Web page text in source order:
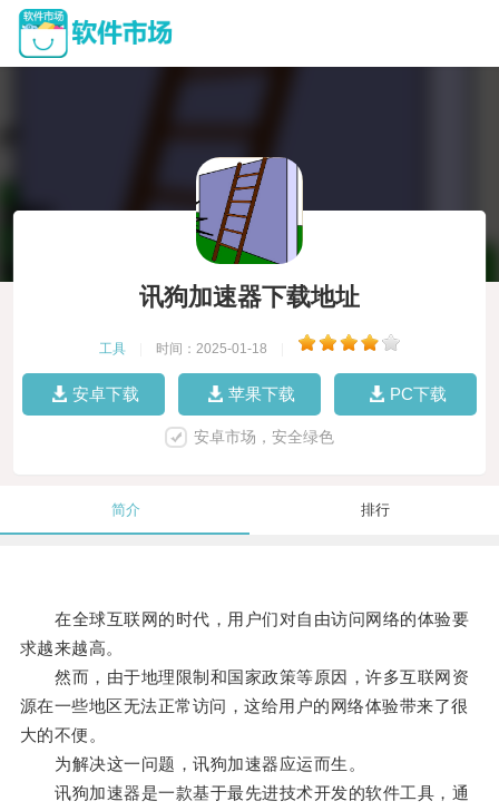
讯狗加速器下载地址
工具 时间：2025-01-18
安卓下载 苹果下载 PC下载
安卓市场，安全绿色
简介 排行
在全球互联网的时代，用户们对自由访问网络的体验要
求越来越高。
然而，由于地理限制和国家政策等原因，许多互联网资
源在一些地区无法正常访问，这给用户的网络体验带来了很
大的不便。
为解决这一问题，讯狗加速器应运而生。
讯狗加速器是一款基于最先进技术开发的软件工具，通